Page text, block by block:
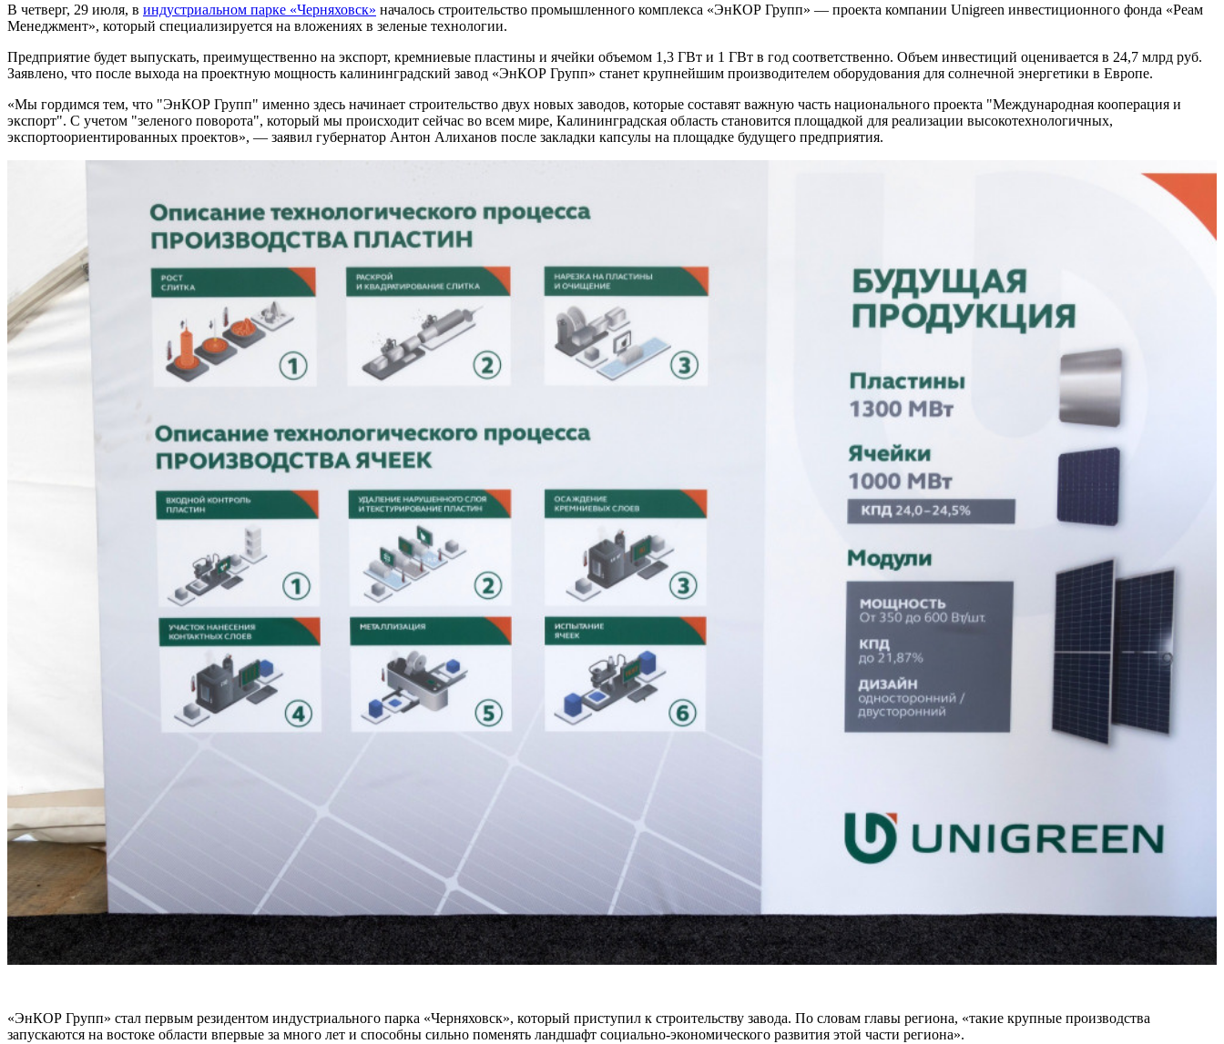
В четверг, 29 июля, в индустриальном парке «Черняховск» началось строительство промышленного комплекса «ЭнКОР Групп» — проекта компании Unigreen инвестиционного фонда «Реам
Менеджмент», который специализируется на вложениях в зеленые технологии.
​​Предприятие будет выпускать, преимущественно на экспорт, кремниевые пластины и ячейки объемом 1,3 ГВт и 1 ГВт в год соответственно. Объем инвестиций оценивается в 24,7 млрд руб.
Заявлено, что после выхода на проектную мощность калининградский завод «ЭнКОР Групп» станет крупнейшим производителем оборудования для солнечной энергетики в Европе.
«Мы гордимся тем, что "ЭнКОР Групп" именно здесь начинает строительство двух новых заводов, которые составят важную часть национального проекта "Международная кооперация и
экспорт". С учетом "зеленого поворота", который мы происходит сейчас во всем мире, Калининградская область становится площадкой для реализации высокотехнологичных,
экспортоориентированных проектов», — заявил губернатор Антон Алиханов после закладки капсулы на площадке будущего предприятия.
«ЭнКОР Групп» стал первым резидентом индустриального парка «Черняховск», который приступил к строительству завода. По словам главы региона, «такие крупные производства
запускаются на востоке области впервые за много лет и способны сильно поменять ландшафт социально-экономического развития этой части региона».